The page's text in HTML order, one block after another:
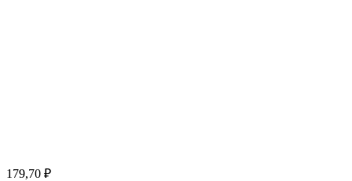
179,70 ₽